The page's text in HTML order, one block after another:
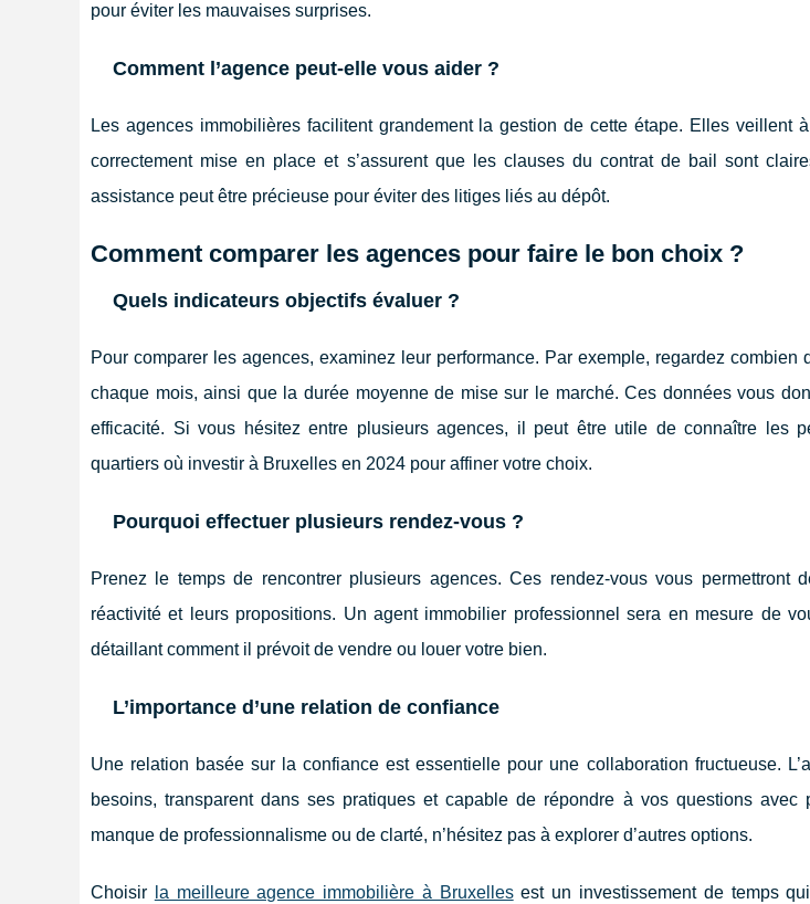
pour éviter les mauvaises surprises.
Comment l’agence peut-elle vous aider ?
Les agences immobilières facilitent grandement la gestion de cette étape. Elles veillent
correctement mise en place et s’assurent que les clauses du contrat de bail sont
assistance peut être précieuse pour éviter des litiges liés au dépôt.
Comment comparer les agences pour faire le bon choix ?
Quels indicateurs objectifs évaluer ?
Pour comparer les agences, examinez leur performance. Par exemple, regardez
chaque mois, ainsi que la durée moyenne de mise sur le marché. Ces données vous
efficacité. Si vous hésitez entre plusieurs agences, il peut être utile de connaître les
quartiers où investir à Bruxelles en 2024 pour affiner votre choix.
Pourquoi effectuer plusieurs rendez-vous ?
Prenez le temps de rencontrer plusieurs agences. Ces rendez-vous vous permettront
réactivité et leurs propositions. Un agent immobilier professionnel sera en mesure de
détaillant comment il prévoit de vendre ou louer votre bien.
L’importance d’une relation de confiance
Une relation basée sur la confiance est essentielle pour une collaboration fructueuse.
besoins, transparent dans ses pratiques et capable de répondre à vos questions avec
manque de professionnalisme ou de clarté, n’hésitez pas à explorer d’autres options.
Choisir la meilleure agence immobilière à Bruxellesest un investissement de temps